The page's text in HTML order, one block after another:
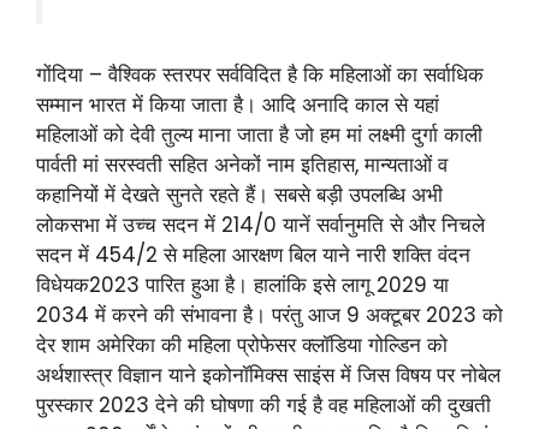
गोंदिया – वैश्विक स्तरपर सर्वविदित है कि महिलाओं का सर्वाधिक
सम्मान भारत में किया जाता है। आदि अनादि काल से यहां
महिलाओं को देवी तुल्य माना जाता है जो हम मां लक्ष्मी दुर्गा काली
पार्वती मां सरस्वती सहित अनेकों नाम इतिहास, मान्यताओं व
कहानियों में देखते सुनते रहते हैं। सबसे बड़ी उपलब्धि अभी
लोकसभा में उच्च सदन में 214/0 यानें सर्वानुमति से और निचले
सदन में 454/2 से महिला आरक्षण बिल याने नारी शक्ति वंदन
विधेयक2023 पारित हुआ है। हालांकि इसे लागू 2029 या
2034 में करने की संभावना है। परंतु आज 9 अक्टूबर 2023 को
देर शाम अमेरिका की महिला प्रोफेसर क्लॉडिया गोल्डिन को
अर्थशास्त्र विज्ञान याने इकोनॉमिक्स साइंस में जिस विषय पर नोबेल
पुरस्कार 2023 देने की घोषणा की गई है वह महिलाओं की दुखती